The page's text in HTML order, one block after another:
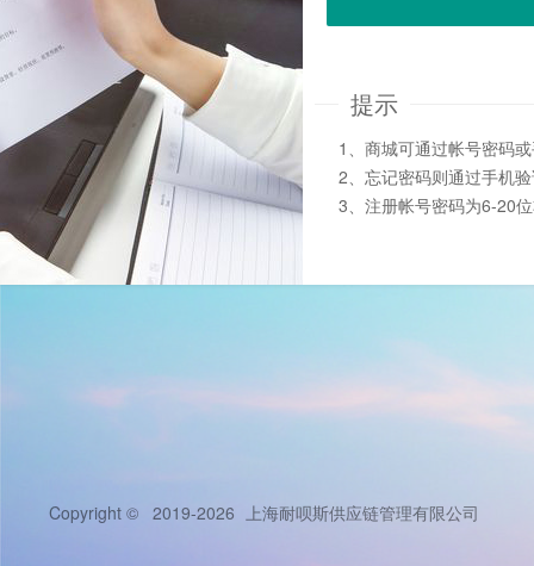
提示
1、商城可通过帐号密码
2、忘记密码则通过手机
3、注册帐号密码为6-20
Copyright © 2019-2026 上海耐呗斯供应链管理有限公司